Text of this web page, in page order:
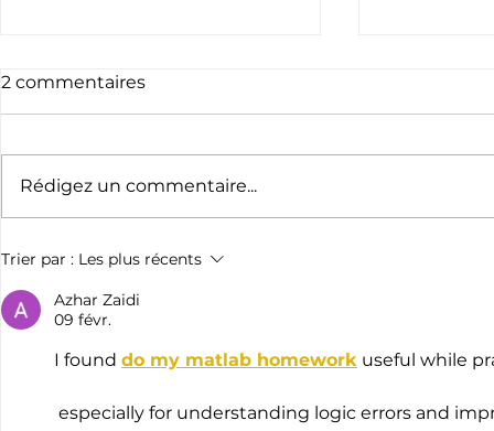
2 commentaires
Rédigez un commentaire...
Trier par : Les plus récents
Azhar Zaidi
09 févr.
I found do my matlab homework useful while
especially for understanding logic errors and